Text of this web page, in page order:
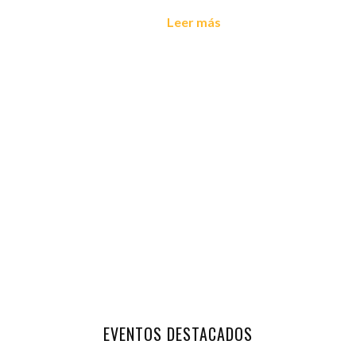
Leer más
EVENTOS DESTACADOS